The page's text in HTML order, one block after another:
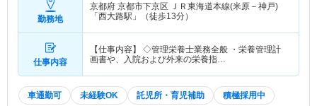
勤務地
京都府 京都市下京区 ＪＲ東海道本線(米原－神戸)
「西大路駅」（徒歩13分）
仕事内容
【仕事内容】 ◇管理栄養士業務全般 ・栄養管理計
画書や、入院および外来の栄養指…
車通勤可 未経験OK 託児所・育児補助 積極採用中